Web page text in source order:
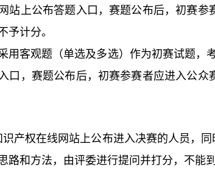
站上公布答题入口，赛题公布后，初赛
予计分。
用客观题（单选及多选）作为初赛试题
口，赛题公布后，初赛参赛者应进入公
识产权在线网站上公布进入决赛的人员，
路和方法，由评委进行提问并打分，不能